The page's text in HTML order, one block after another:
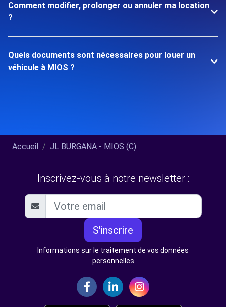
Comment modifier, prolonger ou annuler ma location
?
Quels documents sont nécessaires pour louer un
véhicule à MIOS ?
Accueil JL BURGANA - MIOS (C)
Inscrivez-vous à notre newsletter :
S'inscrire
Informations sur le traitement de vos données
personnelles